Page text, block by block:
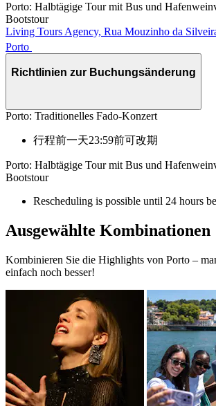
Porto: Halbtägige Tour mit Bus und
Bootstour
Living Tours Agency, Rua Mouzinho da
Porto
Richtlinien zur Buchungsänderung
Porto: Traditionelles Fado-Konzert
行程前一天23:59前可改期
Porto: Halbtägige Tour mit Bus und
Bootstour
Rescheduling is possible until 24 hours
Ausgewählte Kombinationen
Kombinieren Sie die Highlights von Porto –
einfach noch besser!